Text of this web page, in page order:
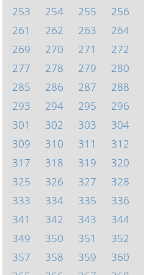
253
254 255 256
261
262 263 264
269
270 271 272
277
278 279 280
285
286 287 288
293
294 295 296
301
302 303 304
309
310 311 312
317
318 319 320
325
326 327 328
333
334 335 336
341
342 343 344
349
350 351 352
357
358 359 360